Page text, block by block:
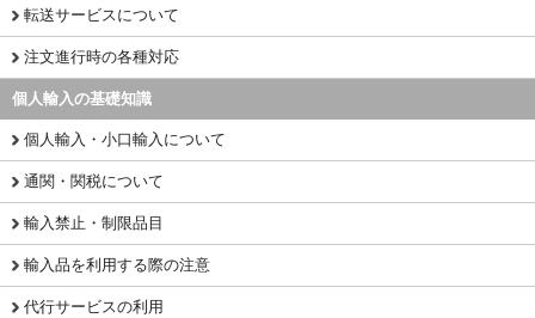
転送サービスについて
注文進行時の各種対応
個人輸入の基礎知識
個人輸入・小口輸入について
通関・関税について
輸入禁止・制限品目
輸入品を利用する際の注意
代行サービスの利用